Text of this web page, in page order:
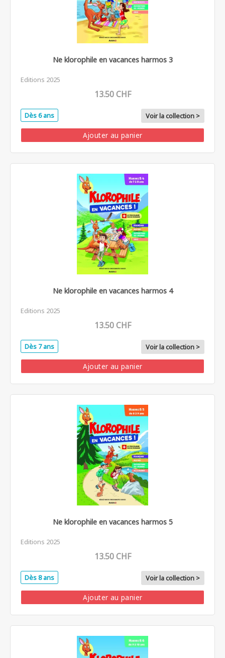
Ne klorophile en vacances harmos 3
Editions 2025
13.50 CHF
Dès 6 ans Voir la collection >
Ajouter au panier
Ne klorophile en vacances harmos 4
Editions 2025
13.50 CHF
Dès 7 ans Voir la collection >
Ajouter au panier
Ne klorophile en vacances harmos 5
Editions 2025
13.50 CHF
Dès 8 ans Voir la collection >
Ajouter au panier